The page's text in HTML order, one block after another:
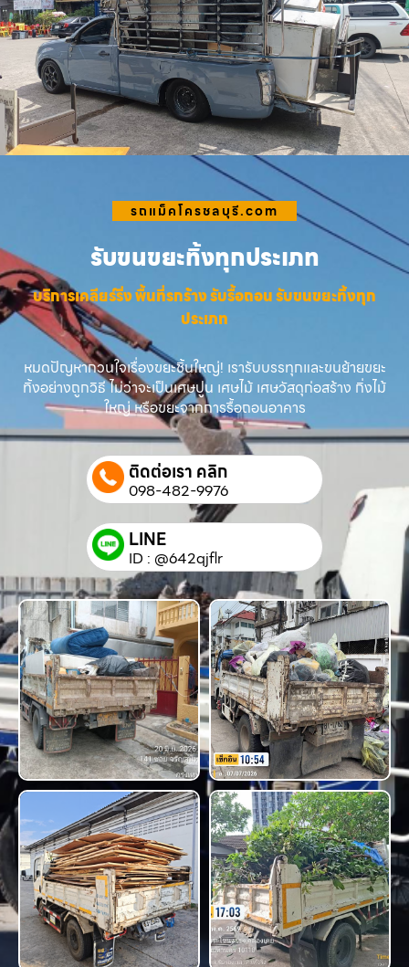
รถแม็คโครชลบุรี.com
รับขนขยะทิ้งทุกประเภท
บริการเคลียร์ริ่ง พื้นที่รกร้าง รับรื้อถอน รับขนขยะทิ้งทุก
ประเภท
หมดปัญหากวนใจเรื่องขยะชิ้นใหญ่! เรารับบรรทุกและขนย้ายขยะ
ทิ้งอย่างถูกวิธี ไม่ว่าจะเป็นเศษปูน เศษไม้ เศษวัสดุก่อสร้าง กิ่งไม้
ใหญ่ หรือขยะจากการรื้อถอนอาคาร
ติดต่อเรา คลิก
098-482-9976
LINE
ID : @642qjflr